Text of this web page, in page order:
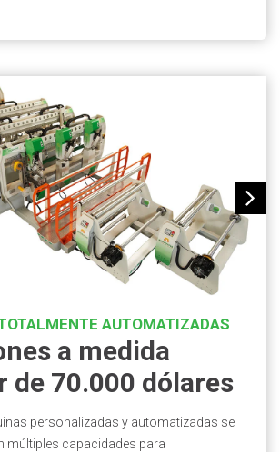
AUTOMATIZADAS
a medida
de 70.000 dólares
personalizadas y automatizadas se
múltiples capacidades para